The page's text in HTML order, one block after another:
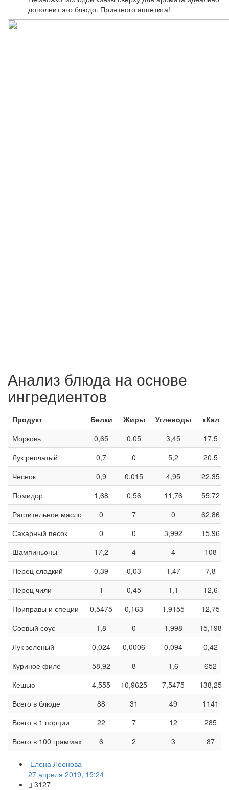
дополнит это блюдо. Приятного аппетита!
Анализ блюда на основе
ингредиентов
Продукт Белки Жиры Углеводы
кКал
Морковь
0,65 0,05 3,45
17,5
Лук репчатый
0,7 0 5,2
20,5
Чеснок
0,9 0,015 4,95
22,35
Помидор
1,68 0,56 11,76
55,72
Растительное масло
0 7 0
62,86
Сахарный песок
0 0 3,992
15,96
Шампиньоны
17,2 4 4
108
Перец сладкий
0,39 0,03 1,47
7,8
Перец чили
1 0,45 1,1
12,6
Приправы и специи
0,5475 0,163 1,9155
12,75
Соевый соус
1,8 0 1,998
15,198
Лук зеленый
0,024 0,0006 0,094
0,42
Куриное филе
58,92 8 1,6
652
Кешью
4,555 10,9625 7,5475
138,25
Всего в блюде
88 31 49
1141
Всего в 1 порции
22 7 12
285
Всего в 100 граммах
6 2 3 87
Елена Леонова
27 апреля 2019, 15:24
3127